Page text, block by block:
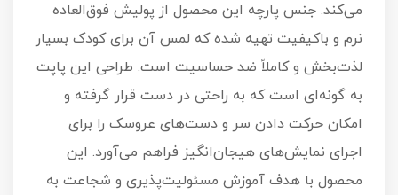
می‌کند. جنس پارچه این محصول از پولیش فوق‌العاده
نرم و باکیفیت تهیه شده که لمس آن برای کودک بسیار
لذت‌بخش و کاملاً ضد حساسیت است. طراحی این پاپت
به گونه‌ای است که به راحتی در دست قرار گرفته و
امکان حرکت دادن سر و دست‌های عروسک را برای
اجرای نمایش‌های هیجان‌انگیز فراهم می‌آورد. این
محصول با هدف آموزش مسئولیت‌پذیری و شجاعت به